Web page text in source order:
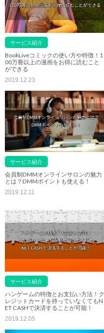
サービス紹介
BookLiveコミックの使い方や特徴！1
00万冊以上の漫画をお得に読むこと
ができる
2019.12.23
サービス紹介
会員制DMMオンラインサロンの魅力
とは？DMMポイントも使える！
2019.12.11
サービス紹介
ハンゲームの特徴とお支払い方法！ク
レジットカードを持っていなくてもN
ET CASHで決済することが可能！
2019.12.05